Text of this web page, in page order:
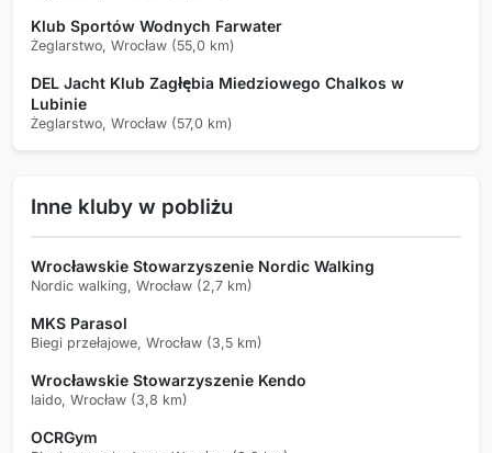
Klub Sportów Wodnych Farwater
Żeglarstwo, Wrocław (55,0 km)
DEL Jacht Klub Zagłębia Miedziowego Chalkos w
Lubinie
Żeglarstwo, Wrocław (57,0 km)
Inne kluby w pobliżu
Wrocławskie Stowarzyszenie Nordic Walking
Nordic walking, Wrocław (2,7 km)
MKS Parasol
Biegi przełajowe, Wrocław (3,5 km)
Wrocławskie Stowarzyszenie Kendo
Iaido, Wrocław (3,8 km)
OCRGym